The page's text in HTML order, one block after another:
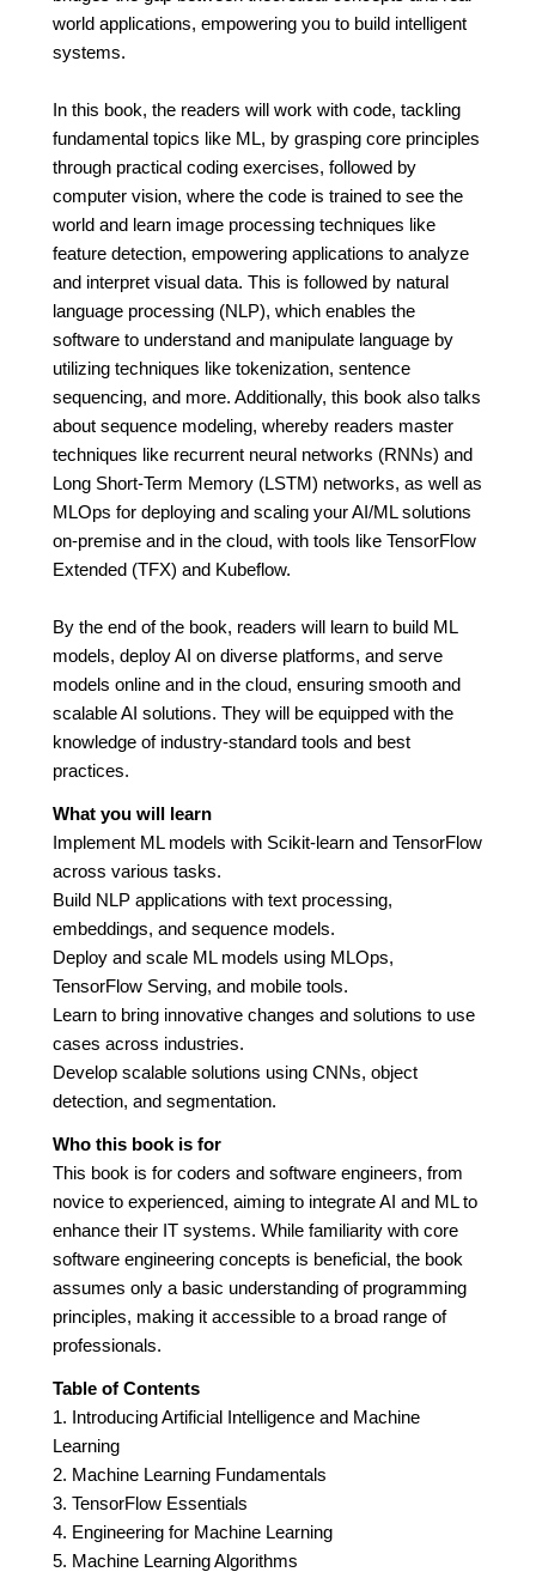
world applications, empowering you to build intelligent
systems.
In this book, the readers will work with code, tackling
fundamental topics like ML, by grasping core principles
through practical coding exercises, followed by
computer vision, where the code is trained to see the
world and learn image processing techniques like
feature detection, empowering applications to analyze
and interpret visual data. This is followed by natural
language processing (NLP), which enables the
software to understand and manipulate language by
utilizing techniques like tokenization, sentence
sequencing, and more. Additionally, this book also talks
about sequence modeling, whereby readers master
techniques like recurrent neural networks (RNNs) and
Long Short-Term Memory (LSTM) networks, as well as
MLOps for deploying and scaling your AI/ML solutions
on-premise and in the cloud, with tools like TensorFlow
Extended (TFX) and Kubeflow.
By the end of the book, readers will learn to build ML
models, deploy AI on diverse platforms, and serve
models online and in the cloud, ensuring smooth and
scalable AI solutions. They will be equipped with the
knowledge of industry-standard tools and best
practices.
What you will learn
Implement ML models with Scikit-learn and TensorFlow
across various tasks.
Build NLP applications with text processing,
embeddings, and sequence models.
Deploy and scale ML models using MLOps,
TensorFlow Serving, and mobile tools.
Learn to bring innovative changes and solutions to use
cases across industries.
Develop scalable solutions using CNNs, object
detection, and segmentation.
Who this book is for
This book is for coders and software engineers, from
novice to experienced, aiming to integrate AI and ML to
enhance their IT systems. While familiarity with core
software engineering concepts is beneficial, the book
assumes only a basic understanding of programming
principles, making it accessible to a broad range of
professionals.
Table of Contents
1. Introducing Artificial Intelligence and Machine
Learning
2. Machine Learning Fundamentals
3. TensorFlow Essentials
4. Engineering for Machine Learning
5. Machine Learning Algorithms